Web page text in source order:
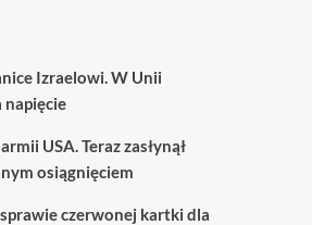
Izraelowi. W Unii
napięcie
USA. Teraz zasłynął
osiągnięciem
czerwonej kartki dla